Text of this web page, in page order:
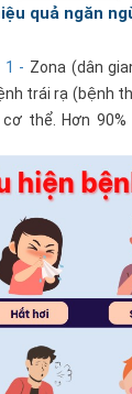
quả ngăn
1 - Zona (dân
trái rạ (bệnh
thể. Hơn